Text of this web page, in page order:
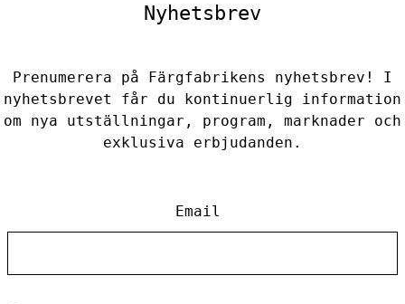
Nyhetsbrev
Prenumerera på Färgfabrikens nyhetsbrev! I
nyhetsbrevet får du kontinuerlig information
om nya utställningar, program, marknader och
exklusiva erbjudanden.
Email